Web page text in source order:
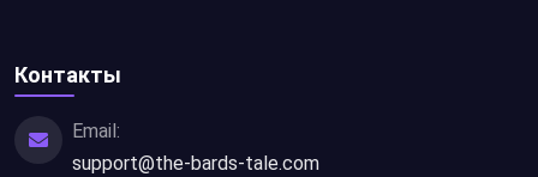
Контакты
Email:
support@the-bards-tale.com